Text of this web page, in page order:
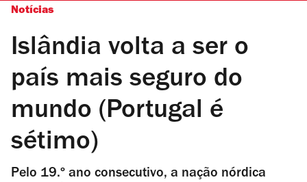
Notícias
Islândia volta a ser o
país mais seguro do
mundo (Portugal é
sétimo)
Pelo 19.º ano consecutivo, a nação nórdica